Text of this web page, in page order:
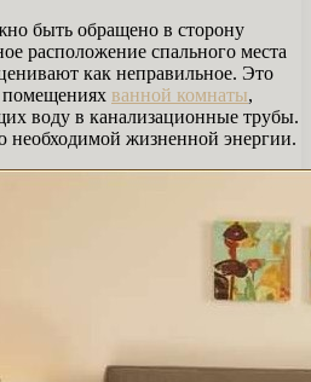
быть обращено в сторону
расположение спального места
как неправильное. Это
помещениях ванной комнаты,
воду в канализационные трубы.
необходимой жизненной энергии.